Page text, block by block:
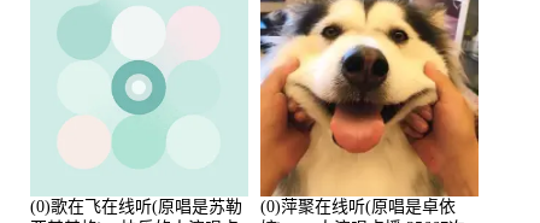
(0)歌在飞在线听(原唱是苏勒
(0)萍聚在线听(原唱是卓依